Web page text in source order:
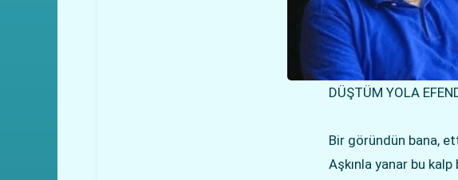
DÜŞTÜM YOLA
Bir göründün bana,
Aşkınla yanar bu